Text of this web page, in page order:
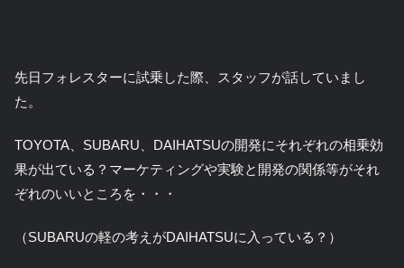
先日フォレスターに試乗した際、スタッフが話していまし
た。
TOYOTA、SUBARU、DAIHATSUの開発にそれぞれの相乗効
果が出ている？マーケティングや実験と開発の関係等がそれ
ぞれのいいところを・・・
（SUBARUの軽の考えがDAIHATSUに入っている？）